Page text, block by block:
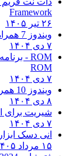
Framework
۲۶ تیر ۱۴۰۵
ویندوز 7 همراه آپدیت 7 SP1
۷ دی ۱۴۰۴
ROM - برنامه نرو | ابزار رایت حرفه ای و
ROM
۷ دی ۱۴۰۴
ویندوز 10 همراه آپدیت 10 22H2
۸ دی ۱۴۰۴
شیریت برای
۷ دی ۱۴۰۴
انی دسک
۱۵ مرداد ۱۴۰۵